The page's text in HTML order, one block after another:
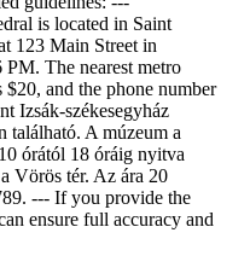
is located in Saint
123 Main Street in
The nearest metro
and the phone number
Izsák-székesegyház
található. A múzeum a
órától 18 óráig nyitva
Vörös tér. Az ára 20
--- If you provide the
ensure full accuracy and